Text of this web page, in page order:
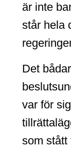
är inte
står hela
Det
var för
som stått